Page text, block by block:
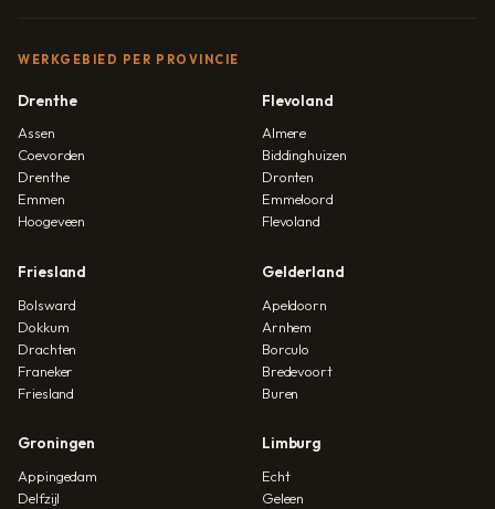
WERKGEBIED PER PROVINCIE
Drenthe
Assen
Coevorden
Drenthe
Emmen
Hoogeveen
Flevoland
Almere
Biddinghuizen
Dronten
Emmeloord
Flevoland
Friesland
Bolsward
Dokkum
Drachten
Franeker
Friesland
Gelderland
Apeldoorn
Arnhem
Borculo
Bredevoort
Buren
Groningen
Appingedam
Delfzijl
Limburg
Echt
Geleen